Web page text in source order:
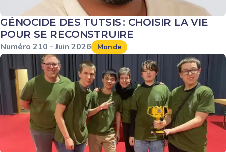
GÉNOCIDE DES TUTSIS : CHOISIR LA VIE
POUR SE RECONSTRUIRE
Numéro 210 - Juin 2026 Monde